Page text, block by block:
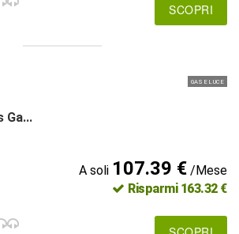
SCOPRI
GAS E LUCE
Ga...
A soli 107.39 €/Mese
Risparmi 163.32 €